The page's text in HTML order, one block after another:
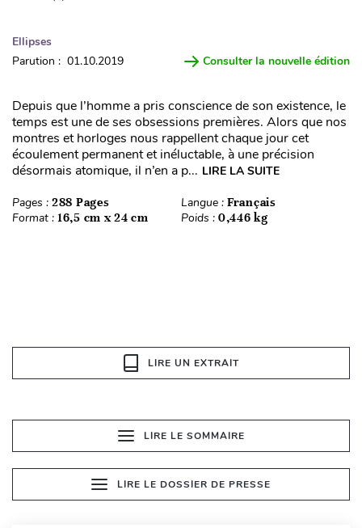
Ellipses
Parution : 01.10.2019
Consulter la nouvelle édition
Depuis que l’homme a pris conscience de son existence, le
temps est une de ses obsessions premières. Alors que nos
montres et horloges nous rappellent chaque jour cet
écoulement permanent et inéluctable, à une précision
désormais atomique, il n’en a p... LIRE LA SUITE
Pages : 288 Pages Langue : Français
Format : 16,5 cm x 24 cm Poids : 0,446 kg
LIRE UN EXTRAIT
LIRE LE SOMMAIRE
LIRE LE DOSSIER DE PRESSE